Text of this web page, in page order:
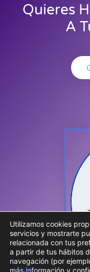
Quieres
A
Utilizamos cookies
servicios y mostrarte
relacionada con tus
a partir de tus hábitos
navegación (por
más información y